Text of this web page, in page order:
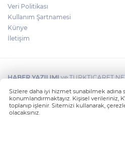
Veri Politikası
Kullanım Şartnamesi
Künye
İletişim
HABER YAZILIMIve
Sizlere daha iyi hizmet sunabilmek adına
konumlandırmaktayız. Kişisel verileriniz,
toplanıp işlenir. Sitemizi kullanarak,
olacaksınız.